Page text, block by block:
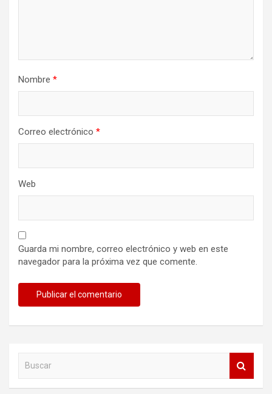
Nombre *
Correo electrónico *
Web
Guarda mi nombre, correo electrónico y web en este
navegador para la próxima vez que comente.